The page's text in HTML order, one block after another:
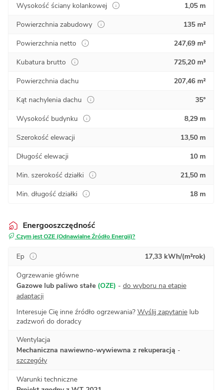
Wysokość ściany kolankowej
1,05 m
Powierzchnia zabudowy
135 m²
Powierzchnia netto
247,69 m²
Kubatura brutto
725,20 m³
Powierzchnia dachu
207,46 m²
Kąt nachylenia dachu
35°
Wysokość budynku
8,29 m
Szerokość elewacji
13,50 m
Długość elewacji
10 m
Min. szerokość działki
21,50 m
Min. długość działki
18 m
Energooszczędność
Czym jest OZE (Odnawialne Źródło Energii)?
Ep
17,33 kWh/(m²rok)
Ogrzewanie główne
Gazowe lub paliwo stałe (OZE) - do wyboru na etapie
adaptacji
Interesuje Cię inne źródło ogrzewania? Wyślij zapytanie lub
zadzwoń do doradcy
Wentylacja
Mechaniczna nawiewno-wywiewna z rekuperacją -
szczegóły
Warunki techniczne